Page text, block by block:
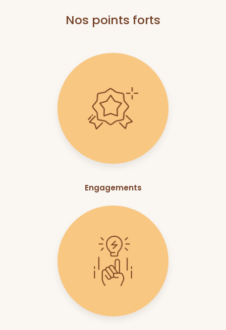
Nos points forts
Engagements